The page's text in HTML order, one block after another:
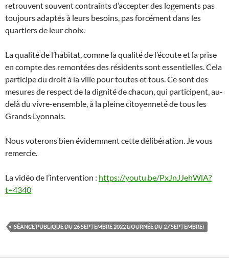
retrouvent souvent contraints d’accepter des logements pas
toujours adaptés à leurs besoins, pas forcément dans les
quartiers de leur choix.
La qualité de l’habitat, comme la qualité de l’écoute et la prise
en compte des remontées des résidents sont essentielles. Cela
participe du droit à la ville pour toutes et tous. Ce sont des
mesures de respect de la dignité de chacun, qui participent, au-
delà du vivre-ensemble, à la pleine citoyenneté de tous les
Grands Lyonnais.
Nous voterons bien évidemment cette délibération. Je vous
remercie.
La vidéo de l’intervention : https://youtu.be/PxJnJJehWlA?
t=4340
SÉANCE PUBLIQUE DU 26 SEPTEMBRE 2022 (JOURNÉE DU 27 SEPTEMBRE)